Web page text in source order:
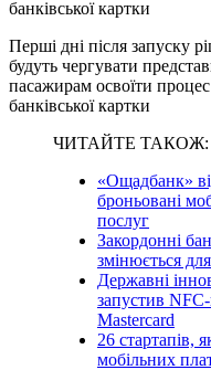
Перші дні після запуску
будуть чергувати
пасажирам освоїти
банківської картки
ЧИТАЙТЕ ТАКОЖ:
«Ощадбанк»
броньовані
послуг
Закордонні
змінюється
Державні
запустив NFC-
Mastercard
26 стартапів,
мобільних